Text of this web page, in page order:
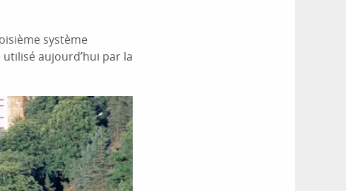
système
utilisé aujourd’hui par la